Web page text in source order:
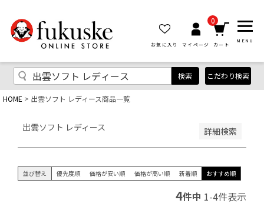
お気に入り マイページ
0
カート
MENU
検索 こだわり検索
HOME 出雲ソフト レディース商品一覧
出雲ソフト レディース 詳細検索
レビュー順
キーワードヒット順
並び替え 優先度順 価格が安い順 価格が高い順 新着順 おすすめ順
4件中 1-4件表示